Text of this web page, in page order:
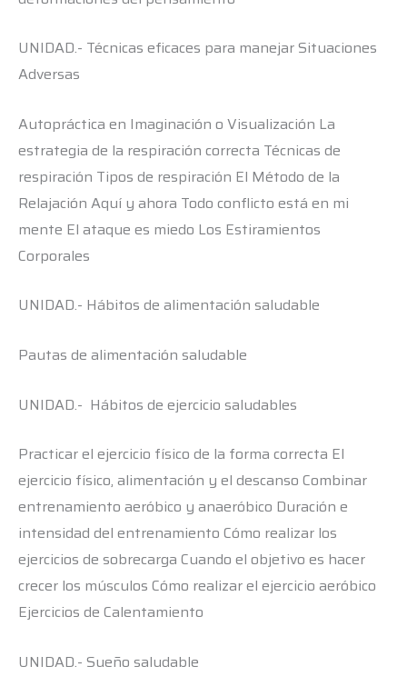
UNIDAD.- Técnicas eficaces para manejar Situaciones
Adversas
Autopráctica en Imaginación o Visualización La
estrategia de la respiración correcta Técnicas de
respiración Tipos de respiración El Método de la
Relajación Aquí y ahora Todo conflicto está en mi
mente El ataque es miedo Los Estiramientos
Corporales
UNIDAD.- Hábitos de alimentación saludable
Pautas de alimentación saludable
UNIDAD.- Hábitos de ejercicio saludables
Practicar el ejercicio físico de la forma correcta El
ejercicio físico, alimentación y el descanso Combinar
entrenamiento aeróbico y anaeróbico Duración e
intensidad del entrenamiento Cómo realizar los
ejercicios de sobrecarga Cuando el objetivo es hacer
crecer los músculos Cómo realizar el ejercicio aeróbico
Ejercicios de Calentamiento
UNIDAD.- Sueño saludable